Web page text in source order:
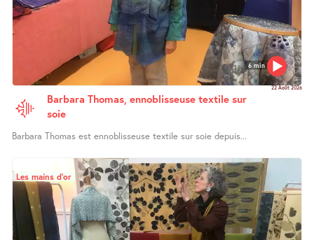
6 min
22 Août 2026
Barbara Thomas, ennoblisseuse textile sur
soie
Barbara Thomas est ennoblisseuse textile sur soie depuis...
Les mains d’or